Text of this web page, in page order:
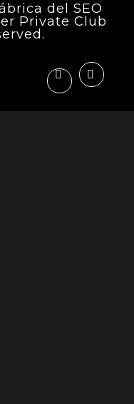
del SEO
Private Club